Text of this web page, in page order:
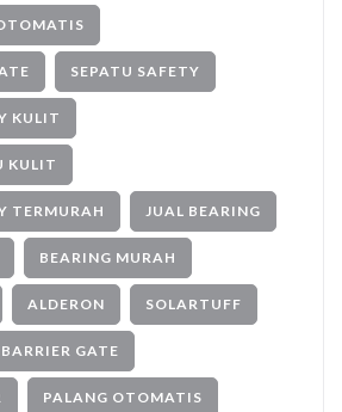
SEPATU SAFETY
KULIT
KULIT
TERMURAH JUAL BEARING
BEARING MURAH
ALDERON SOLARTUFF
BARRIER GATE
PALANG OTOMATIS